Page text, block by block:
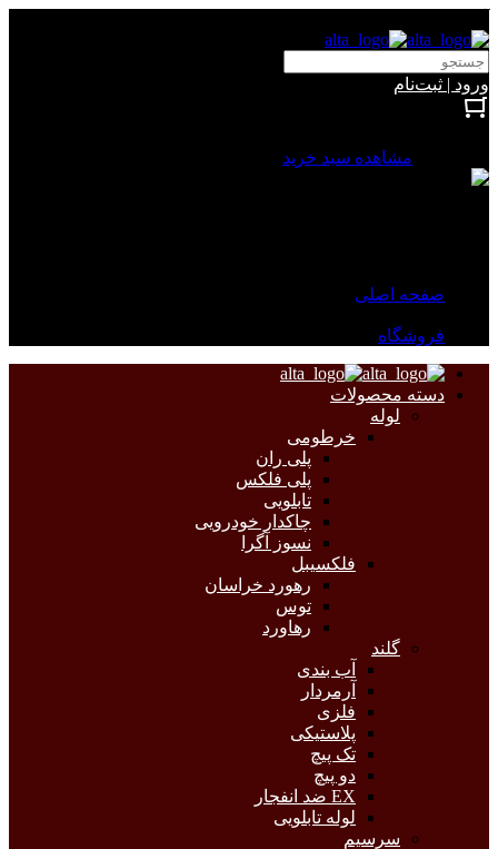
ورود | ثبت‌نام
مشاهده سبد خرید
صفحه اصلی
فروشگاه
دسته محصولات
لوله
خرطومی
پلی ران
پلی فلکس
تابلویی
چاکدار خودرویی
نسوز آگرا
فلکسیبل
رهورد خراسان
توس
رهاورد
گلند
آب بندی
آرمردار
فلزی
پلاستیکی
تک پیچ
دو پیچ
EX ضد انفجار
لوله تابلویی
سرسیم